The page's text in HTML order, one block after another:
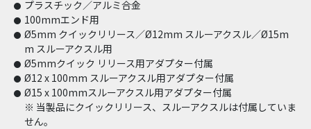
プラスチック／アルミ合金
100mmエンド用
Ø5mm クイックリリース／Ø12mm スルーアクスル／Ø15m
m スルーアクスル用
Ø5mmクイック リリース用アダプター付属
Ø12 x 100mm スルーアクスル用アダプター付属
Ø15 x 100mmスルーアクスル用アダプター付属
※ 当製品にクイックリリース、スルーアクスルは付属していま
せん。